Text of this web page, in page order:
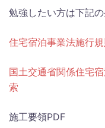
勉強したい方は下記
住宅宿泊事業法施行
国土交通省関係住宅
索
施工要領PDF